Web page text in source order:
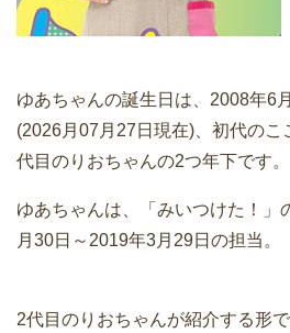
ゆあちゃんの誕生日は、2008年6
(2026月07月27日現在)、初代のこ
代目のりおちゃんの2つ年下です。
ゆあちゃんは、「みいつけた！」
月30日～2019年3月29日の担当。
2代目のりおちゃんが紹介する形